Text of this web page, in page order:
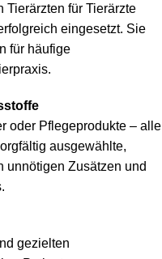
für Tierärzte
eingesetzt. Sie
für häufige
oder Pflegeprodukte – alle
ausgewählte,
unnötigen Zusätzen und
gezielten